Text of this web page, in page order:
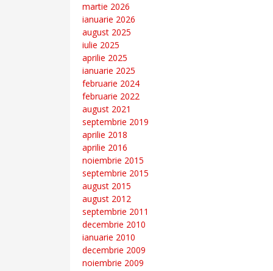
martie 2026
ianuarie 2026
august 2025
iulie 2025
aprilie 2025
ianuarie 2025
februarie 2024
februarie 2022
august 2021
septembrie 2019
aprilie 2018
aprilie 2016
noiembrie 2015
septembrie 2015
august 2015
august 2012
septembrie 2011
decembrie 2010
ianuarie 2010
decembrie 2009
noiembrie 2009